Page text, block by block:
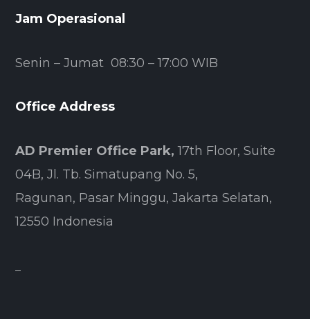
Jam Operasional
Senin – Jumat 08:30 – 17:00 WIB
Office Address
AD Premier Office Park, 17th Floor, Suite
04B, Jl. Tb. Simatupang No. 5,
Ragunan, Pasar Minggu, Jakarta Selatan,
12550 Indonesia
–